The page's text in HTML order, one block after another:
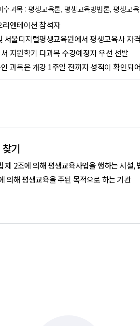
수과목 : 평생교육론, 평생교육방법론, 평생교
리엔테이션 참석자
서울디지털평생교육원에서 평생교육사 자
지원학기 다과목 수강예정자 우선 선발
과목은 개강 1주일 전까지 성적이 확인되
기
제 2조에 의해 평생교육사업을 행하는 시설,
의해 평생교육을 주된 목적으로 하는 기관